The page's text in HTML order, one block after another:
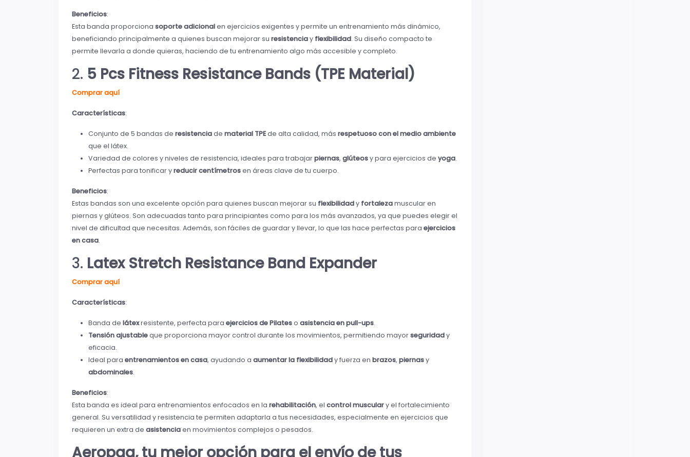
Beneficios:
Esta banda proporciona soporte adicionalen ejercicios exigentes y permite un entrenamiento más dinámico,
beneficiando principalmente a quienes buscan mejorar su resistenciay flexibilidad. Su diseño compacto te
permite llevarla a donde quieras, haciendo de tu entrenamiento algo más accesible y completo.
2. 5 Pcs Fitness Resistance Bands (TPE Material)
Comprar aquí
Características:
Conjunto de 5 bandas de resistenciade material TPEde alta calidad, más respetuoso con el medio ambiente
que el látex.
Variedad de colores y niveles de resistencia, ideales para trabajarpiernas, glúteosy para ejercicios de yoga.
Perfectas para tonificar yreducir centímetrosen áreas clave de tu cuerpo.
Beneficios:
Estas bandas son una excelente opción para quienes buscan mejorar su flexibilidady fortalezamuscular en
piernas y glúteos. Son adecuadas tanto para principiantes como para los más avanzados, ya que puedes elegir el
nivel de dificultad que necesitas. Además, son fáciles de guardar y llevar, lo que las hace perfectas para ejercicios
en casa.
3. Latex Stretch Resistance Band Expander
Comprar aquí
Características:
Banda de látexresistente, perfecta para ejercicios de Pilateso asistencia en pull-ups.
Tensión ajustableque proporciona mayor control durante los movimientos, permitiendo mayorseguridady
eficacia.
Ideal para entrenamientos en casa, ayudando a aumentar la flexibilidady fuerza en brazos, piernasy
abdominales.
Beneficios:
Esta banda es ideal para entrenamientos enfocados en la rehabilitación, el control musculary el fortalecimiento
general. Su versatilidad y resistencia te permiten adaptarla a tus necesidades, especialmente en ejercicios que
requieren un extra de asistenciaen movimientos complejos o pesados.
Aeropaq, tu mejor opción para el envío de tus